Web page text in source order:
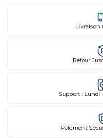
Livraison
Retour
Support : Lundi
Paiement